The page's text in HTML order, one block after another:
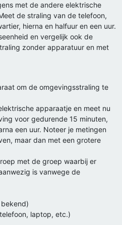
met de andere elektrische
de straling van de telefoon,
hierna en halfuur en een uur.
en vergelijk ook de
zonder apparatuur en met
om de omgevingsstraling te
apparaatje en meet nu
voor gedurende 15 minuten,
een uur. Noteer je metingen
maar dan met een grotere
met de groep waarbij er
is vanwege de
laptop, etc.)